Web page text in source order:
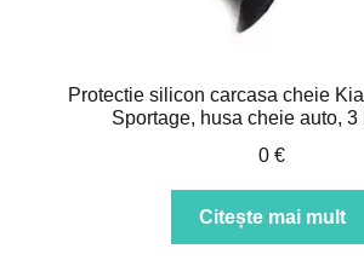
Protectie silicon carcasa cheie
Sportage, husa cheie auto, 3
0 €
Citește mai mult